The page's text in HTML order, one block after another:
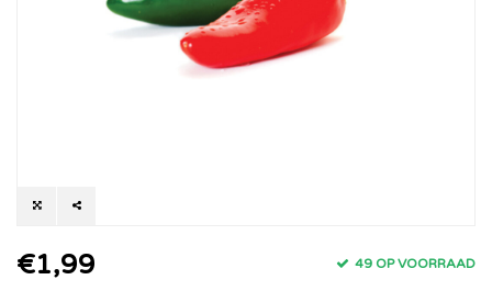
€1,99 49 OP VOORRAAD